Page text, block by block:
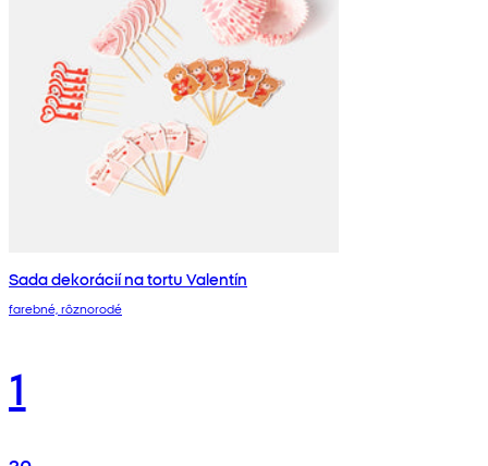
Sada dekorácií na tortu Valentín
farebné, rôznorodé
1